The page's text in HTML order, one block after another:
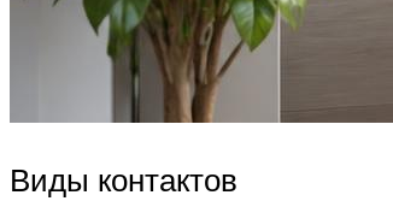
Виды контактов